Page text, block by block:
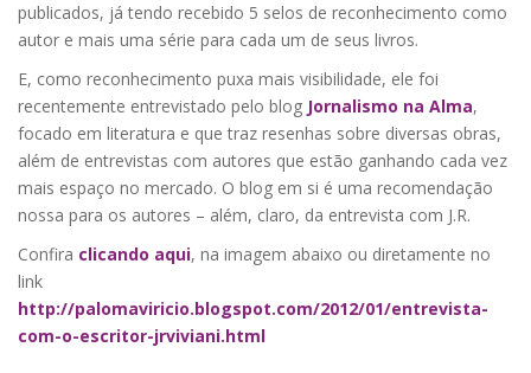
publicados, já tendo recebido 5 selos de reconhecimento como
autor e mais uma série para cada um de seus livros.
E, como reconhecimento puxa mais visibilidade, ele foi
recentemente entrevistado pelo blog Jornalismo na Alma,
focado em literatura e que traz resenhas sobre diversas obras,
além de entrevistas com autores que estão ganhando cada vez
mais espaço no mercado. O blog em si é uma recomendação
nossa para os autores – além, claro, da entrevista com J.R.
Confira clicando aqui, na imagem abaixo ou diretamente no
link
http://palomaviricio.blogspot.com/2012/01/entrevista-
com-o-escritor-jrviviani.html